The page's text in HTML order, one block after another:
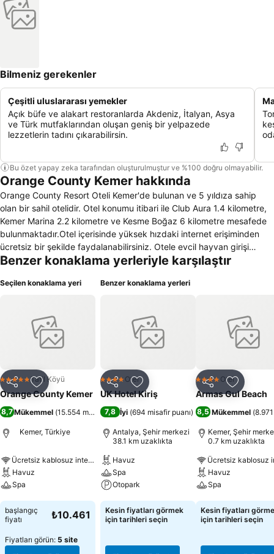
Bilmeniz gerekenler
Çeşitli uluslararası yemekler
Açık büfe ve alakart restoranlarda Akdeniz, İtalyan, Asya
ve Türk mutfaklarından oluşan geniş bir yelpazede
lezzetlerin tadını çıkarabilirsin.
Bu özet yapay zeka tarafından oluşturulmuştur ve %100 doğru olmayabilir.
Orange County Kemer hakkında
Orange County Resort Oteli Kemer'de bulunan ve 5 yıldıza sahip
olan bir sahil otelidir. Otel konumu itibari ile Club Aura 1.4 kilometre,
Kemer Marina 2.2 kilometre ve Kesme Boğaz 6 kilometre mesafede
bulunmaktadır.Otel içerisinde yüksek hızdaki internet erişiminden
ücretsiz bir şekilde faydalanabilirsiniz. Otele evcil hayvan girişi
yasaktır. Otelin kendine ait otoparkı bulunmakta ve konuklar ücretli
havuzları, güzellik merkezi, alış-veriş merkezi, hamam, sauna,
servisi daima müşterilerin hizmetindedir. Denize sıfır olan Orange
County Resort Oteli konuklarına voleybol, bilardo, bowling, tenis,
dalış, sörf ve yatçılık olanaklarını sunmaktadır. 552 odası bulunan
oturma grubu ve güvenlik için küçük bir kasa bulunmaktadır. Ayrıca
otelin tüm odalarının banyosunda duş ve küvet bulunmaktadır.
Televizyon ve uydu yayını tüm odalarda kullanıcıların hizmetindedir.
Benzer konaklama yerleriyle karşılaştır
Seçilen konaklama yeri
Paylaş Favorilerime ekle
5 Yıldız Tatil Köyü
Orange County Kemer
8,7Mükemmel (15.554 misafir puanı)
Kemer, Türkiye
Ücretsiz kablosuz internet
Havuz
Spa
Fiyatları görün
başlangıç
fiyatı
₺10.461
Fiyatları görün: 5 site
Benzer konaklama yerleri
Paylaş Favorilerime ekle
4 Yıldız Otel
UK Hotel Kiriş
7,8 İyi (694 misafir puanı)
Antalya, Şehir merkezi
38.1 km uzaklıkta
Havuz
Spa
Otopark
Fiyatları görün
Kesin fiyatları görmek
için tarihleri seçin
Paylaş
4 Yıldız Otel
Armas Gul Beach
8,5 Mükemmel (
Kemer, Şehir
0.7 km uzaklıkta
Havuz
Spa
Fiyatları görün
Kesin fiyatları
için tarihleri seçin